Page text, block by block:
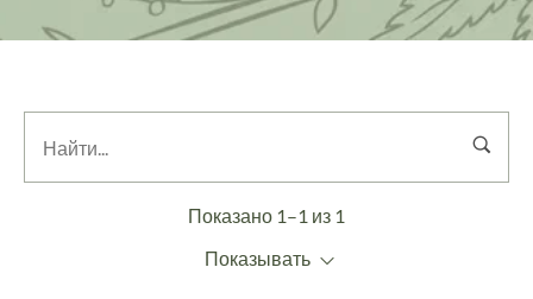
Показано 1–1 из 1
Показывать